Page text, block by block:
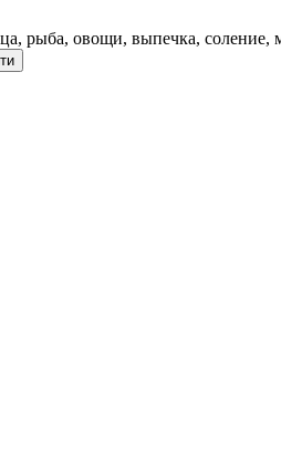
рыба, овощи, выпечка, соление,